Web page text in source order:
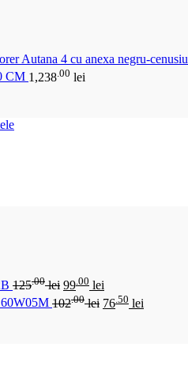
Autana 4 cu anexa negru-cenusiu
CM 1,238 .00 lei
125.00 lei 99.00 lei
102.00 lei 76 .50 lei